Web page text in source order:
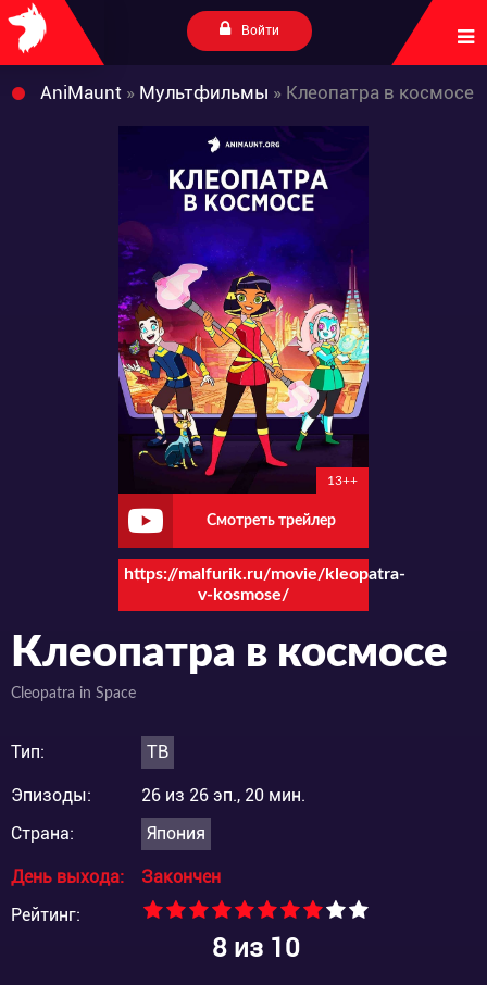
Войти
AniMaunt » Мультфильмы » Клеопатра в космосе
13++
Смотреть трейлер
https://malfurik.ru/movie/kleopatra-
v-kosmose/
Клеопатра в космосе
Cleopatra in Space
Тип: ТВ
Эпизоды:
26 из 26 эп., 20 мин.
Страна:
Япония
День выхода:
Закончен
Рейтинг:
8из 10